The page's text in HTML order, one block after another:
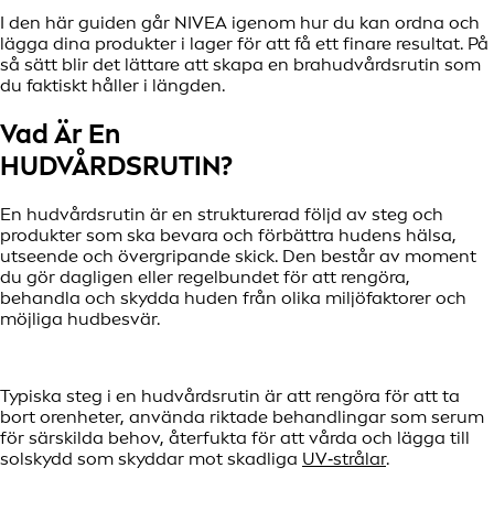
I den här guiden går NIVEA igenom hur du kan ordna och
lägga dina produkter i lager för att få ett finare resultat. På
så sätt blir det lättare att skapa en brahudvårdsrutin som
du faktiskt håller i längden.
Vad Är En
HUDVÅRDSRUTIN?
En hudvårdsrutin är en strukturerad följd av steg och
produkter som ska bevara och förbättra hudens hälsa,
utseende och övergripande skick. Den består av moment
du gör dagligen eller regelbundet för att rengöra,
behandla och skydda huden från olika miljöfaktorer och
möjliga hudbesvär.
Typiska steg i en hudvårdsrutin är att rengöra för att ta
bort orenheter, använda riktade behandlingar som serum
för särskilda behov, återfukta för att vårda och lägga till
solskydd som skyddar mot skadliga UV‑strålar.